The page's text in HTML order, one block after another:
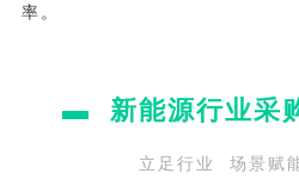
率。
▬ 新能源行业采
立足行业 场景赋